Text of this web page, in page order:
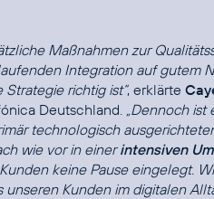
Maßnahmen zur
Integration auf gutem
richtig ist“, erklärte
Deutschland. „Dennoch ist
technologisch
wie vor in einerintensiven
keine Pause eingelegt.
Kunden im digitalen